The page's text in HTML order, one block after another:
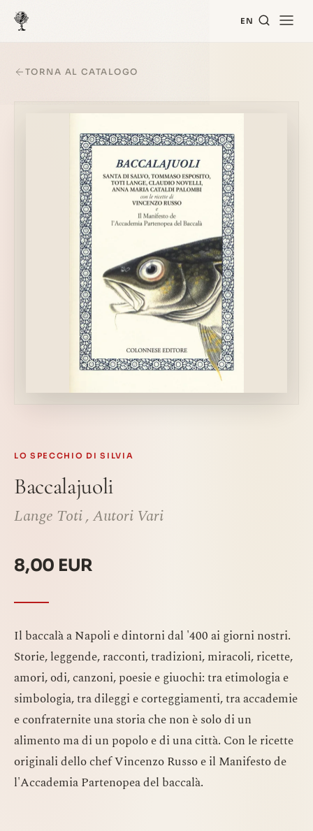
EN
TORNA AL CATALOGO
LO SPECCHIO DI SILVIA
Baccalajuoli
Lange Toti,Autori Vari
8,00 EUR
Il baccalà a Napoli e dintorni dal '400 ai giorni nostri.
Storie, leggende, racconti, tradizioni, miracoli, ricette,
amori, odi, canzoni, poesie e giuochi: tra etimologia e
simbologia, tra dileggi e corteggiamenti, tra accademie
e confraternite una storia che non è solo di un
alimento ma di un popolo e di una città. Con le ricette
originali dello chef Vincenzo Russo e il Manifesto de
l'Accademia Partenopea del baccalà.